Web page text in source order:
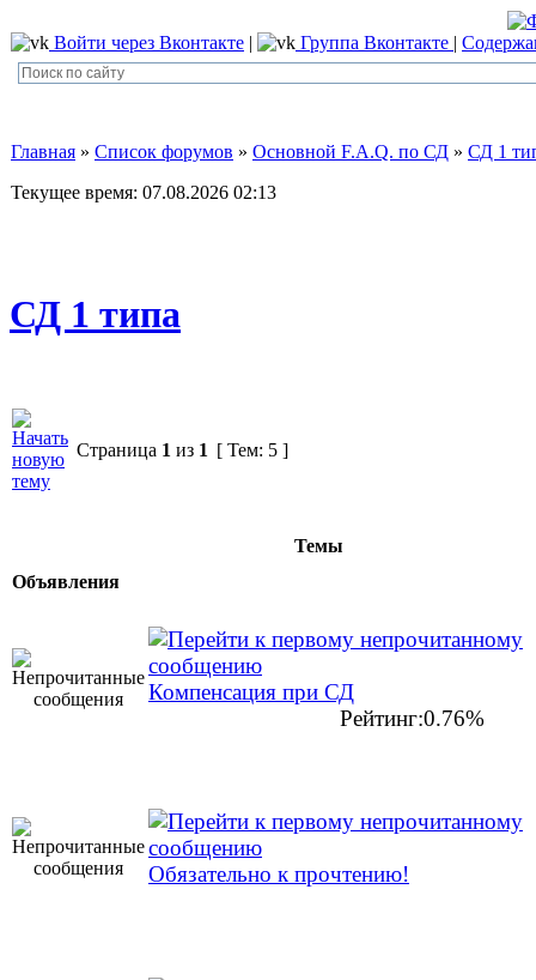
Войти через Вконтакте | Группа Вконтакте |
Главная » Список форумов » Основной F.A.Q. по СД » СД 1
Текущее время: 07.08.2026 02:13
СД 1 типа
Страница 1 из 1 [ Тем: 5 ]
Темы
Объявления
Компенсация при СД
Рейтинг:0.76%
Обязательно к прочтению!